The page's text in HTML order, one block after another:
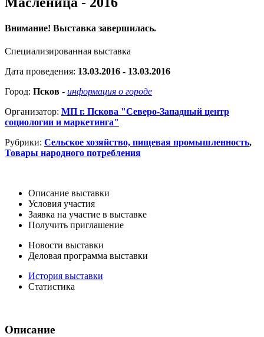
Внимание! Выставка завершилась.
Специализированная выставка
Дата проведения: 13.03.2016 - 13.03.2016
Город: Псков - информация о городе
Организатор: МП г. Пскова "Северо-Западный центр
социологии и маркетинга"
Рубрики: Сельское хозяйство, пищевая промышленность,
Товары народного потребления
Описание выставки
Условия участия
Заявка на участие в выставке
Получить приглашение
Новости выставки
Деловая программа выставки
История выставки
Статистика
Описание